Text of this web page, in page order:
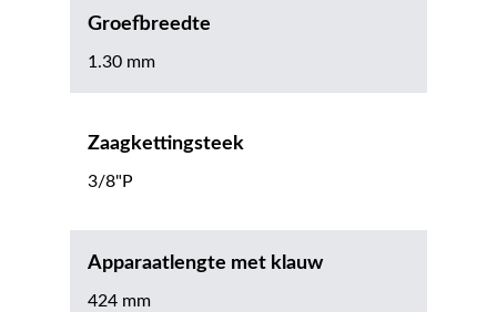
Groefbreedte
1.30 mm
Zaagkettingsteek
3/8"P
Apparaatlengte met klauw
424 mm